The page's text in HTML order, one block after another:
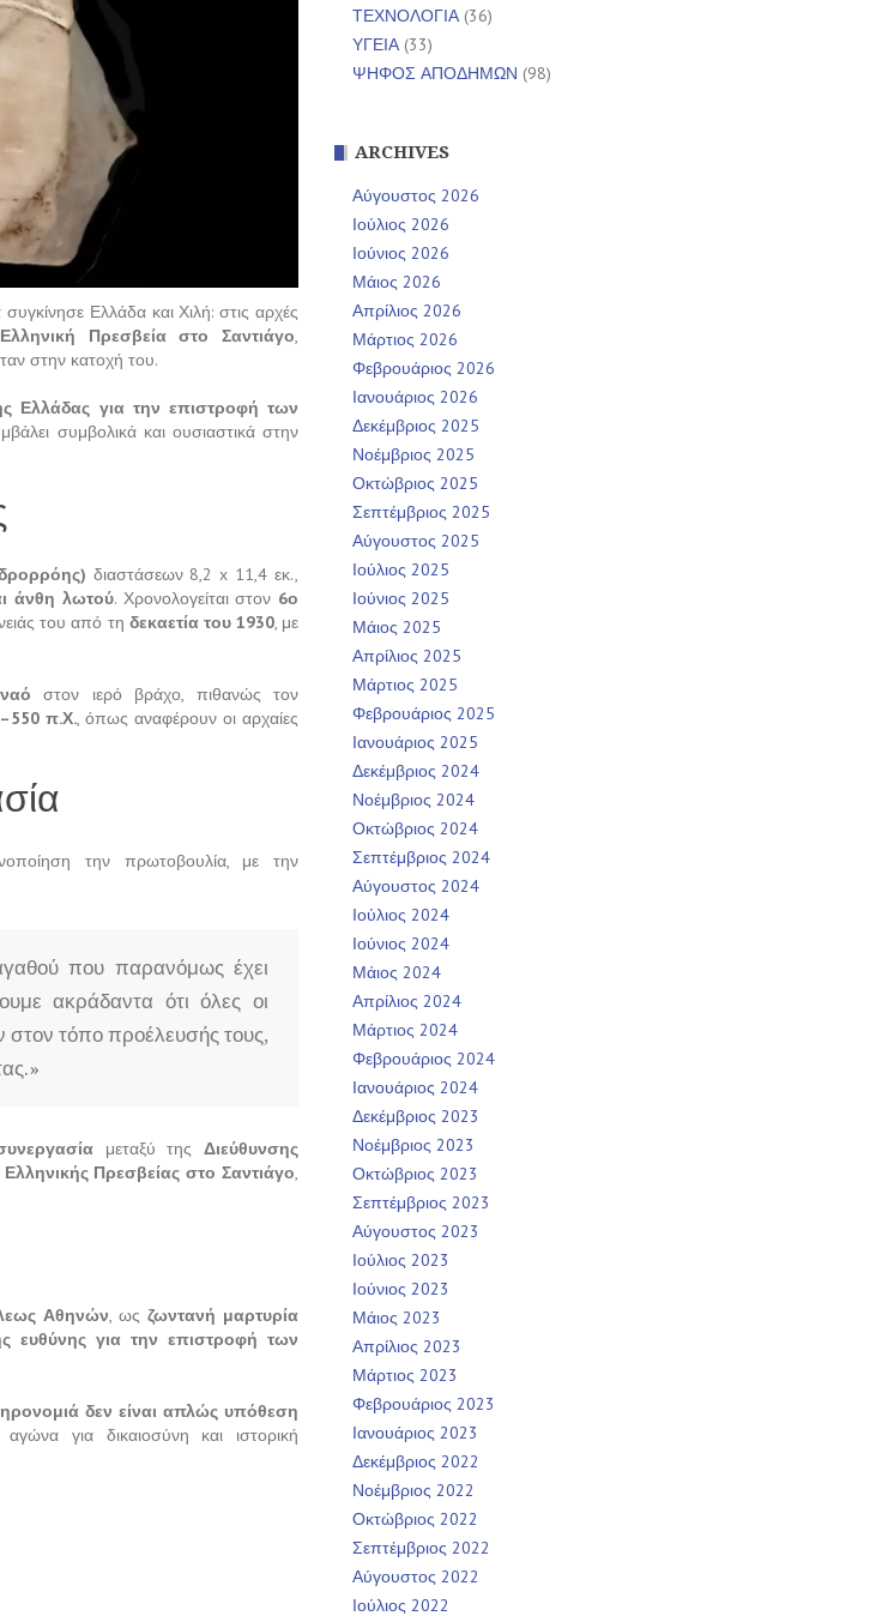
Ελλάδα και Χιλή: στις αρχές
Ελληνική Πρεσβεία στο Σαντιάγο,
στην κατοχή του.
Ελλάδας για την επιστροφή των
συμβολικά και ουσιαστικά στην
διαστάσεων 8,2 x 11,4 εκ.,
άνθη λωτού. Χρονολογείται στον 6ο
του από τη δεκαετία του 1930, με
στον ιερό βράχο, πιθανώς τον
π.Χ., όπως αναφέρουν οι αρχαίες
την πρωτοβουλία, με την
που παρανόμως έχει
ακράδαντα ότι όλες οι
στον τόπο προέλευσής τους,
μεταξύ τηςΔιεύθυνσης
Ελληνικής Πρεσβείας στο Σαντιάγο,
Αθηνών, ως ζωντανή μαρτυρία
ευθύνης για την επιστροφή των
δεν είναι απλώς υπόθεση
για δικαιοσύνη και ιστορική
ΤΕΧΝΟΛΟΓΙΑ(36)
ΥΓΕΙΑ(33)
ΨΗΦΟΣ ΑΠΟΔΗΜΩΝ (98)
ARCHIVES
Αύγουστος 2026
Ιούλιος 2026
Ιούνιος 2026
Μάιος 2026
Απρίλιος 2026
Μάρτιος 2026
Φεβρουάριος 2026
Ιανουάριος 2026
Δεκέμβριος 2025
Νοέμβριος 2025
Οκτώβριος 2025
Σεπτέμβριος 2025
Αύγουστος 2025
Ιούλιος 2025
Ιούνιος 2025
Μάιος 2025
Απρίλιος 2025
Μάρτιος 2025
Φεβρουάριος 2025
Ιανουάριος 2025
Δεκέμβριος 2024
Νοέμβριος 2024
Οκτώβριος 2024
Σεπτέμβριος 2024
Αύγουστος 2024
Ιούλιος 2024
Ιούνιος 2024
Μάιος 2024
Απρίλιος 2024
Μάρτιος 2024
Φεβρουάριος 2024
Ιανουάριος 2024
Δεκέμβριος 2023
Νοέμβριος 2023
Οκτώβριος 2023
Σεπτέμβριος 2023
Αύγουστος 2023
Ιούλιος 2023
Ιούνιος 2023
Μάιος 2023
Απρίλιος 2023
Μάρτιος 2023
Φεβρουάριος 2023
Ιανουάριος 2023
Δεκέμβριος 2022
Νοέμβριος 2022
Οκτώβριος 2022
Σεπτέμβριος 2022
Αύγουστος 2022
Ιούλιος 2022